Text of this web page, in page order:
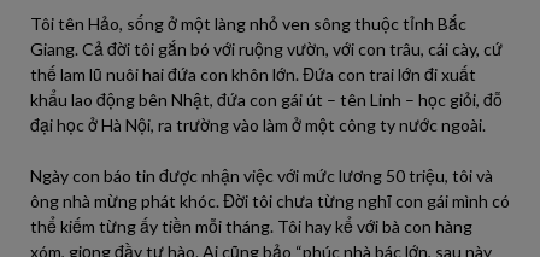
Tôi tên Hảo, sống ở một làng nhỏ ven sông thuộc tỉnh Bắc
Giang. Cả đời tôi gắn bó với ruộng vườn, với con trâu, cái cày, cứ
thế lam lũ nuôi hai đứa con khôn lớn. Đứa con trai lớn đi xuất
khẩu lao động bên Nhật, đứa con gái út – tên Linh – học giỏi, đỗ
đại học ở Hà Nội, ra trường vào làm ở một công ty nước ngoài.
Ngày con báo tin được nhận việc với mức lương 50 triệu, tôi và
ông nhà mừng phát khóc. Đời tôi chưa từng nghĩ con gái mình có
thể kiếm từng ấy tiền mỗi tháng. Tôi hay kể với bà con hàng
xóm, giọng đầy tự hào. Ai cũng bảo “phúc nhà bác lớn, sau này